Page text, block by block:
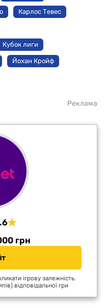
Карлос Тевес
Кубок лиги
Йохан Кройф
Реклама
грн
ігрову залежність.
відповідальної гри